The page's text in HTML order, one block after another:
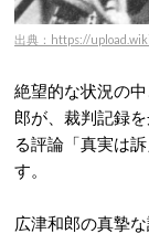
出典：https://
絶望的な状況の
郎が、裁判記録
る評論「真実は
す。
広津和郎の真摯